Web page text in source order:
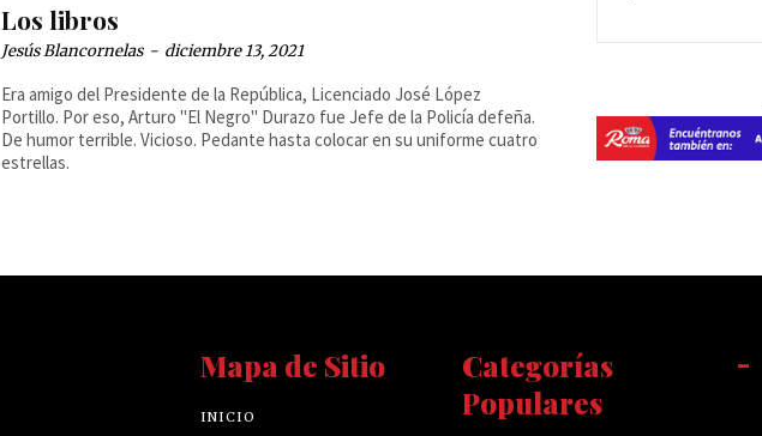
Los libros
Jesús Blancornelas - diciembre 13, 2021
Era amigo del Presidente de la República, Licenciado José López
Portillo. Por eso, Arturo "El Negro" Durazo fue Jefe de la Policía defeña.
De humor terrible. Vicioso. Pedante hasta colocar en su uniforme cuatro
estrellas.
Mapa de Sitio
INICIO
Categorías
Populares
-